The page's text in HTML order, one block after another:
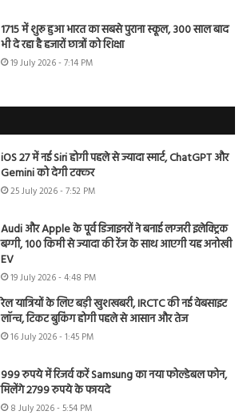
1715 में शुरू हुआ भारत का सबसे पुराना स्कूल, 300 साल बाद
भी दे रहा है हजारों छात्रों को शिक्षा
19 July 2026 - 7:14 PM
iOS 27 में नई Siri होगी पहले से ज्यादा स्मार्ट, ChatGPT और
Gemini को देगी टक्कर
25 July 2026 - 7:52 PM
Audi और Apple के पूर्व डिजाइनरों ने बनाई लग्जरी इलेक्ट्रिक
बग्गी, 100 किमी से ज्यादा की रेंज के साथ आएगी यह अनोखी
EV
19 July 2026 - 4:48 PM
रेल यात्रियों के लिए बड़ी खुशखबरी, IRCTC की नई वेबसाइट
लॉन्च, टिकट बुकिंग होगी पहले से आसान और तेज
16 July 2026 - 1:45 PM
999 रुपये में रिजर्व करें Samsung का नया फोल्डेबल फोन,
मिलेंगे 2799 रुपये के फायदे
8 July 2026 - 5:54 PM